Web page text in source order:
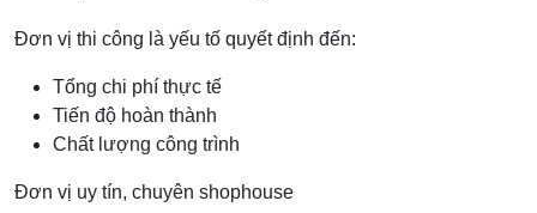
Đơn vị thi công là yếu tố quyết định đến:
Tổng chi phí thực tế
Tiến độ hoàn thành
Chất lượng công trình
Đơn vị uy tín, chuyên shophouse